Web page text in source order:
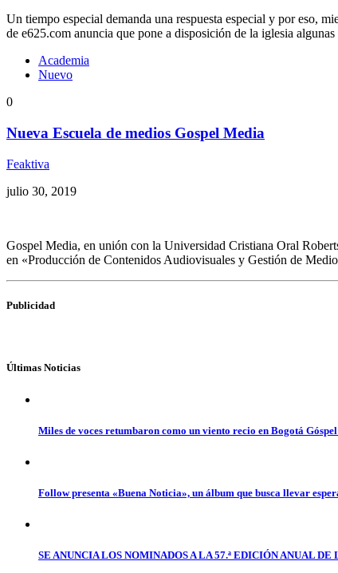
Un tiempo especial demanda una respuesta especial y por eso,
de e625.com anuncia que pone a disposición de la iglesia
Academia
Nuevo
0
Nueva Escuela de medios Gospel Media
Feaktiva
julio 30, 2019
Gospel Media, en unión con la Universidad Cristiana Oral
en «Producción de Contenidos Audiovisuales y Gestión de
Publicidad
Últimas Noticias
Miles de voces retumbaron como un viento recio en Bogotá
Follow presenta «Buena Noticia», un álbum que busca llevar
SE ANUNCIA LOS NOMINADOS A LA 57.ª EDICIÓN ANUAL DE